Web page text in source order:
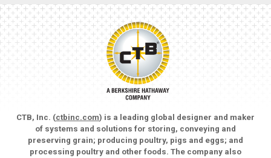
CTB, Inc. (ctbinc.com) is a leading global designer and maker
of systems and solutions for storing, conveying and
preserving grain; producing poultry, pigs and eggs; and
processing poultry and other foods. The company also